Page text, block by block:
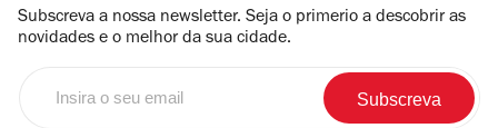
Subscreva a nossa newsletter. Seja o primerio a descobrir as
novidades e o melhor da sua cidade.